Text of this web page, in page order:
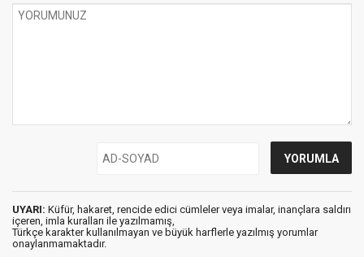
UYARI: Küfür, hakaret, rencide edici cümleler veya imalar, inançlara saldırı
içeren, imla kuralları ile yazılmamış,
Türkçe karakter kullanılmayan ve büyük harflerle yazılmış yorumlar
onaylanmamaktadır.